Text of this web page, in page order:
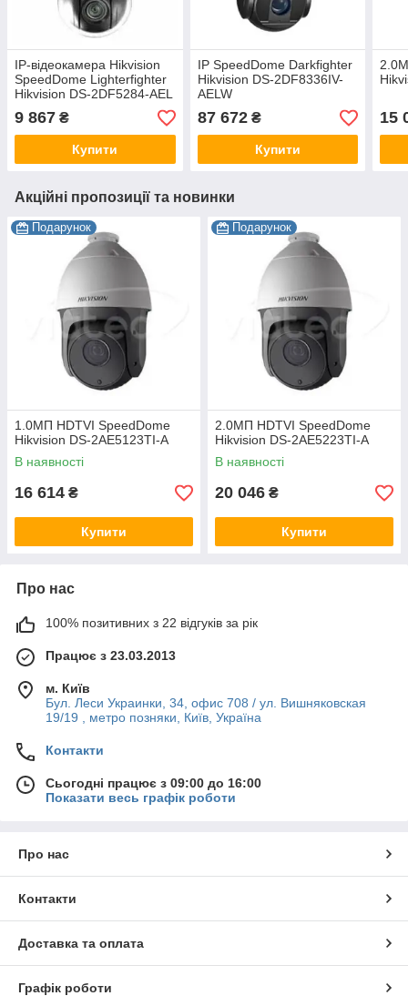
IP-відеокамера Hikvision
SpeedDome Lighterfighter
Hikvision DS-2DF5284-AEL
(PTZ 20x) 2 Мп
9 867 ₴
Купити
IP SpeedDome Darkfighter
Hikvision DS-2DF8336IV-
AELW
87 672₴
Купити
15
Акційні пропозиції та новинки
Подарунок
1.0МП HDTVI SpeedDome
Hikvision DS-2AE5123TI-A
В наявності
16 614 ₴
Купити
Подарунок
2.0МП HDTVI SpeedDome
Hikvision DS-2AE5223TI-A
В наявності
20 046 ₴
Купити
Про нас
100% позитивних з 22 відгуків за рік
Працює з 23.03.2013
м. Київ
Бул. Леси Украинки, 34, офис 708 / ул. Вишняковская
19/19 , метро позняки, Київ, Україна
Контакти
Сьогодні працює з 09:00 до 16:00
Показати весь графік роботи
Про нас
Контакти
Доставка та оплата
Графік роботи